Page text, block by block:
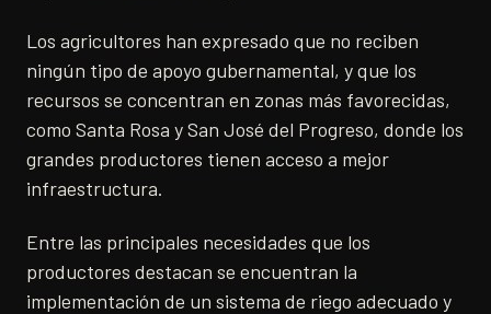
Los agricultores han expresado que no reciben
ningún tipo de apoyo gubernamental, y que los
recursos se concentran en zonas más favorecidas,
como Santa Rosa y San José del Progreso, donde los
grandes productores tienen acceso a mejor
infraestructura.
Entre las principales necesidades que los
productores destacan se encuentran la
implementación de un sistema de riego adecuado y